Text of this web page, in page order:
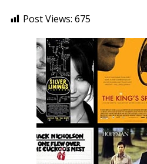
Post Views: 675